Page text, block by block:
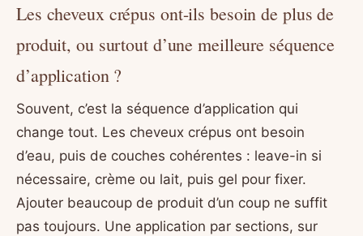
Les cheveux crépus ont-ils besoin de plus de
produit, ou surtout d’une meilleure séquence
d’application ?
Souvent, c’est la séquence d’application qui
change tout. Les cheveux crépus ont besoin
d’eau, puis de couches cohérentes : leave-in si
nécessaire, crème ou lait, puis gel pour fixer.
Ajouter beaucoup de produit d’un coup ne suffit
pas toujours. Une application par sections, sur